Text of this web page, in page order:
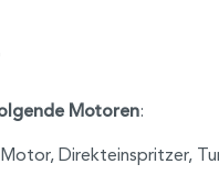
Motoren:
Direkteinspritzer,